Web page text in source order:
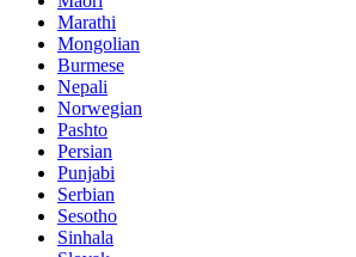
Marathi
Mongolian
Burmese
Nepali
Norwegian
Pashto
Persian
Punjabi
Serbian
Sesotho
Sinhala